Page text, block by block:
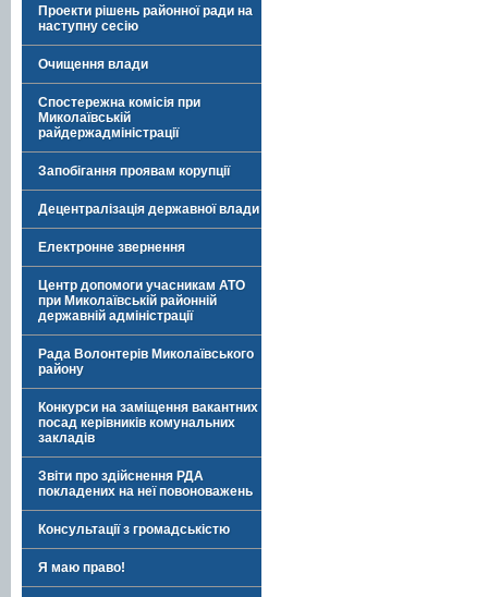
Проекти рішень районної ради на
наступну сесію
Очищення влади
Спостережна комісія при
Миколаївській
райдержадміністрації
Запобігання проявам корупції
Децентралізація державної влади
Електронне звернення
Центр допомоги учасникам АТО
при Миколаївській районній
державній адміністрації
Рада Волонтерів Миколаївського
району
Конкурси на заміщення вакантних
посад керівників комунальних
закладів
Звіти про здійснення РДА
покладених на неї повоноважень
Консультації з громадськістю
Я маю право!